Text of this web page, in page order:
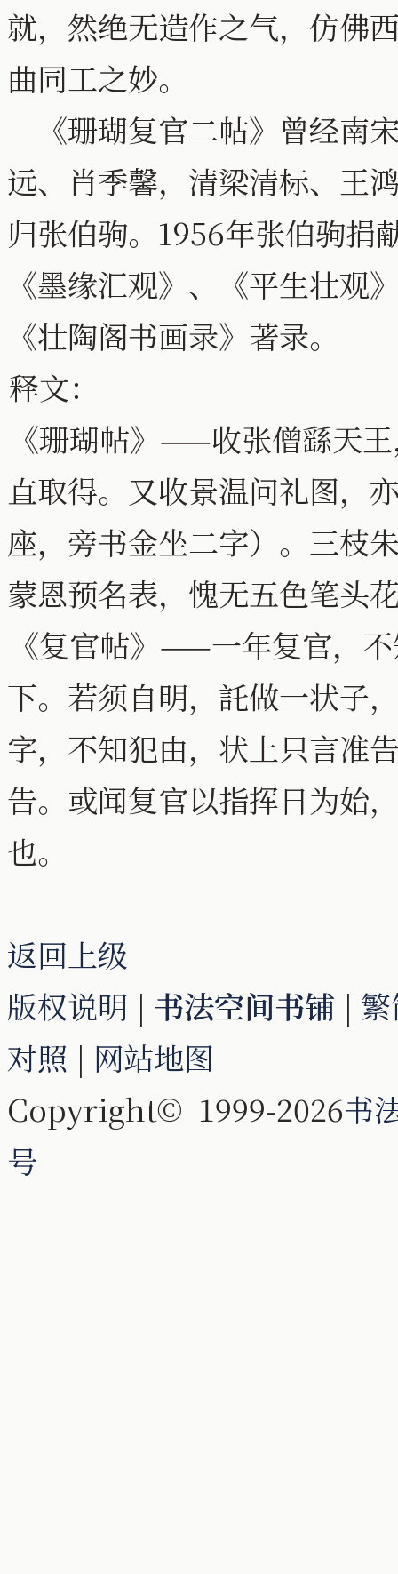
就，然绝无造作之气，仿佛
曲同工之妙。
《珊瑚复官二帖》曾经南
远、肖季馨，清梁清标、王
归张伯驹。1956年张伯驹捐
《墨缘汇观》、《平生壮观
《壮陶阁书画录》著录。
释文：
《珊瑚帖》——收张僧繇天
直取得。又收景温问礼图，
座，旁书金坐二字）。三枝
蒙恩预名表，愧无五色笔头
《复官帖》——一年复官，
下。若须自明，託做一状子
字，不知犯由，状上只言准
告。或闻复官以指挥日为始
也。
返回上级
版权说明 | 书法空间书铺 |
对照 | 网站地图
Copyright© 1999-2026书
号